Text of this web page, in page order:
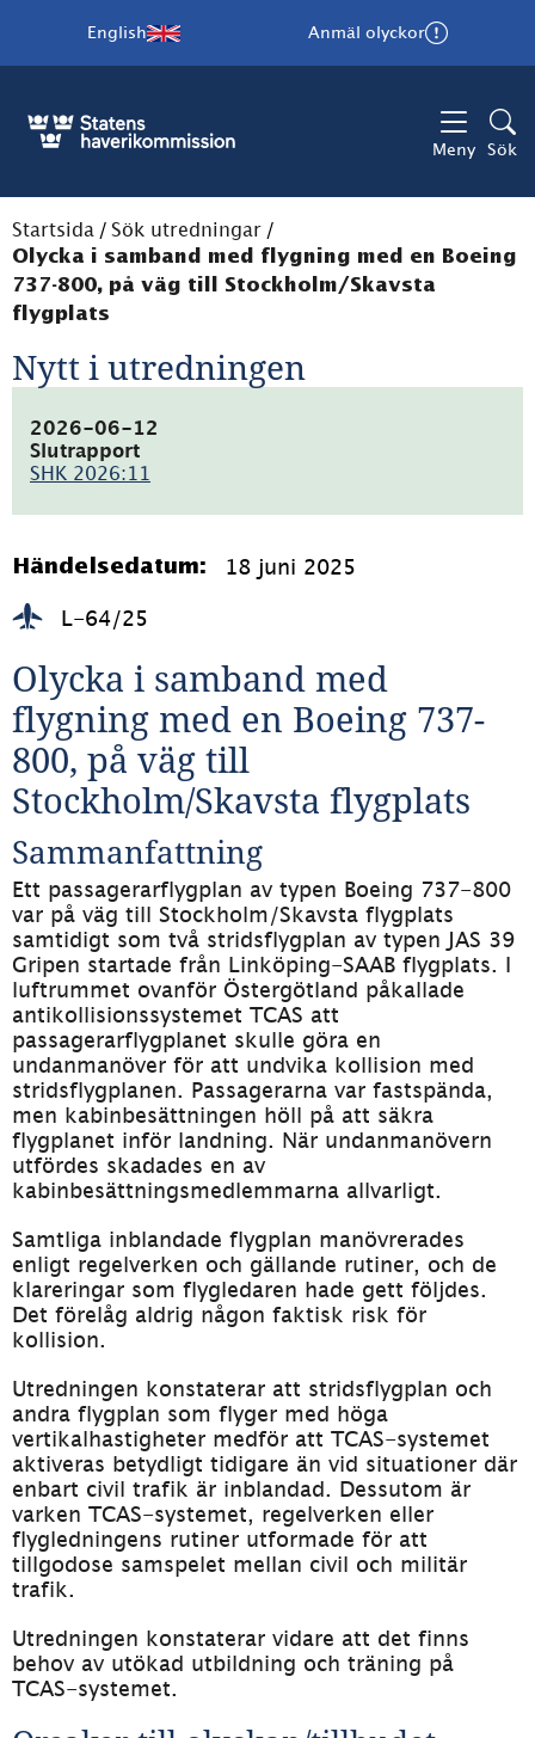
English Anmäl olyckor
Meny Sök
Startsida / Sök utredningar /
Olycka i samband med flygning med en Boeing
737-800, på väg till Stockholm/Skavsta
flygplats
Nytt i utredningen
2026-06-12
Slutrapport
SHK 2026:11
1.6MB)
Händelsedatum: 18 juni 2025
L-64/25
Olycka i samband med
flygning med en Boeing 737-
800, på väg till
Stockholm/Skavsta flygplats
Sammanfattning
Ett passagerarflygplan av typen Boeing 737-800
var på väg till Stockholm/Skavsta flygplats
samtidigt som två stridsflygplan av typen JAS 39
Gripen startade från Linköping-SAAB flygplats. I
luftrummet ovanför Östergötland påkallade
antikollisionssystemet TCAS att
passagerarflygplanet skulle göra en
undanmanöver för att undvika kollision med
stridsflygplanen. Passagerarna var fastspända,
men kabinbesättningen höll på att säkra
flygplanet inför landning. När undanmanövern
utfördes skadades en av
kabinbesättningsmedlemmarna allvarligt.
Samtliga inblandade flygplan manövrerades
enligt regelverken och gällande rutiner, och de
klareringar som flygledaren hade gett följdes.
Det förelåg aldrig någon faktisk risk för
kollision.
Utredningen konstaterar att stridsflygplan och
andra flygplan som flyger med höga
vertikalhastigheter medför att TCAS-systemet
aktiveras betydligt tidigare än vid situationer där
enbart civil trafik är inblandad. Dessutom är
varken TCAS-systemet, regelverken eller
flygledningens rutiner utformade för att
tillgodose samspelet mellan civil och militär
trafik.
Utredningen konstaterar vidare att det finns
behov av utökad utbildning och träning på
TCAS-systemet.